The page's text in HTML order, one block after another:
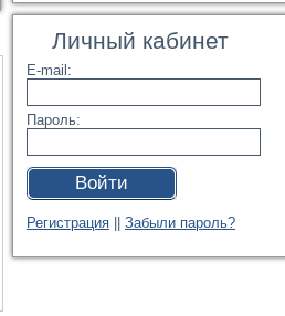
Личный кабинет
E-mail:
Пароль:
Войти
Регистрация Забыли пароль?